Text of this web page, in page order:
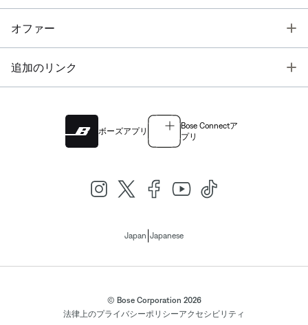
オファー
追加のリンク
ボーズアプリ
Bose Connectア
プリ
Japan Japanese
© Bose Corporation 2026
法律上のプライバシーポリシーアクセシビリティ